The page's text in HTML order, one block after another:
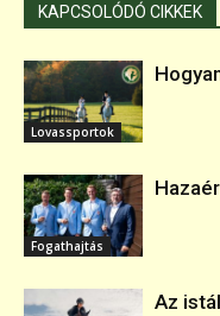
KAPCSOLÓDÓ CIKKEK
Lovassportok
Fogathajtás
Az